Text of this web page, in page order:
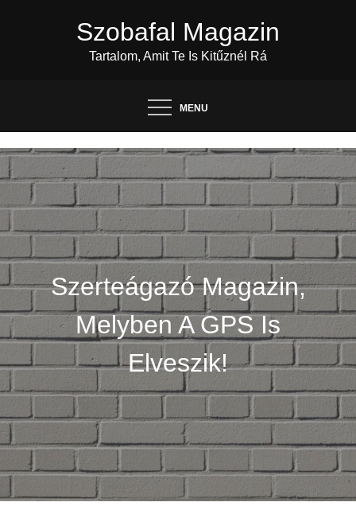
Szobafal Magazin
Tartalom, Amit Te Is Kitűznél Rá
MENU
Szerteágazó Magazin,
Melyben A GPS Is
Elveszik!